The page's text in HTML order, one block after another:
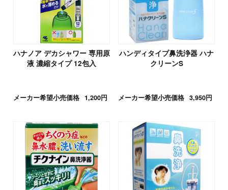
ハナノア デカシャワー 専用原
液 濃縮タイプ 12包入
メーカー希望小売価格 1,200円
ハンディタイプ鼻洗浄器 ハナ
クリーンS
メーカー希望小売価格 3,950円